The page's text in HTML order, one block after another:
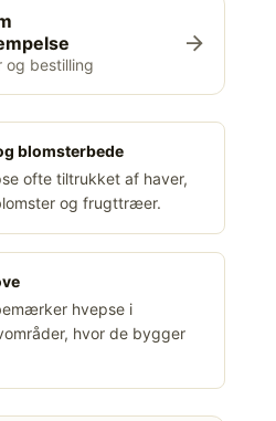
og bestilling
arrow_forward
blomsterbede
ofte tiltrukket af haver,
og frugttræer.
hvepse i
hvor de bygger